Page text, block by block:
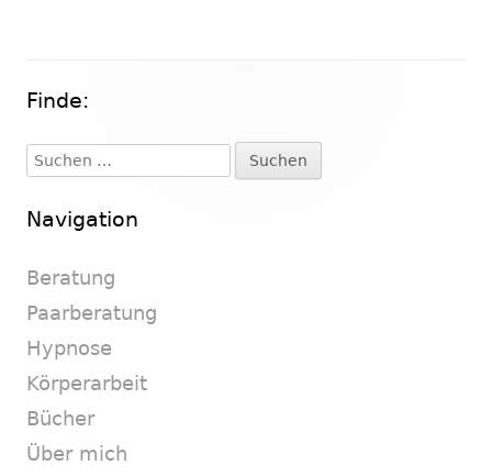
Haupt-
Seitenleiste
Finde:
Suchen
nach:
Navigation
Beratung
Paarberatung
Hypnose
Körperarbeit
Bücher
Über mich